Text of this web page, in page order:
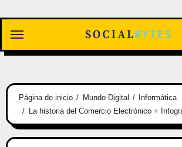
contenido
Página de inicio Mundo Digital
Informática
La historia del Comercio Electrónico +